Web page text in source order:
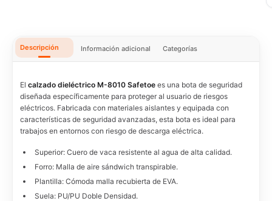
Descripción Información adicional Categorías
El calzado dieléctrico M-8010 Safetoe es una bota de seguridad
diseñada específicamente para proteger al usuario de riesgos
eléctricos. Fabricada con materiales aislantes y equipada con
características de seguridad avanzadas, esta bota es ideal para
trabajos en entornos con riesgo de descarga eléctrica.
Superior: Cuero de vaca resistente al agua de alta calidad.
Forro: Malla de aire sándwich transpirable.
Plantilla: Cómoda malla recubierta de EVA.
Suela: PU/PU Doble Densidad.